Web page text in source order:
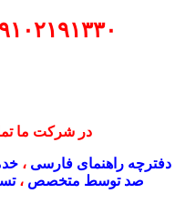
در شرکت ما
دفترچه راهنمای فارسی ،
صد توسط متخصص ،